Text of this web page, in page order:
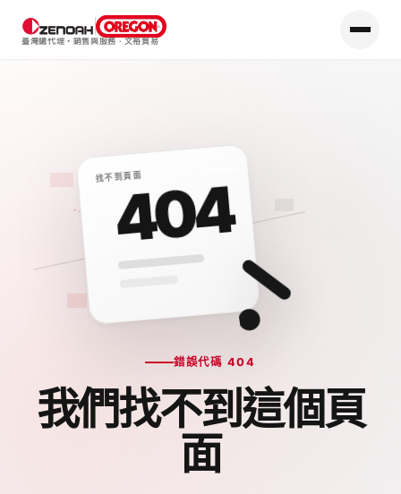
臺灣總代理・銷售與服務·文裕貿易
找不到頁面404
錯誤代碼 404
我們找不到這個頁
面